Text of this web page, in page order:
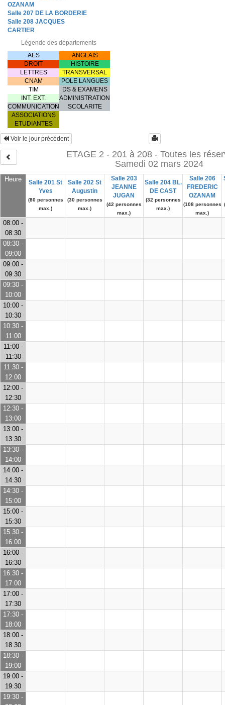
OZANAM
Salle 207 DE LA BORDERIE
Salle 208 JACQUES
CARTIER
Légende des départements
AES
ANGLAIS
DROIT
HISTOIRE
LETTRES
TRANSVERSAL
CNAM
POLE LANGUES
TIM
DS & EXAMENS
INT. EXT.
ADMINISTRATION
COMMUNICATION
SCOLARITE
ASSOCIATIONS
ETUDIANTES
Heure
Salle 201 St
Yves
(80 personnes
max.)
Salle 202 St
Augustin
(30 personnes
max.)
Salle 203
JEANNE
JUGAN
(42 personnes
max.)
Salle 204 BL.
DE CAST
(32 personnes
max.)
Salle 206
FREDERIC
OZANAM
(108 personnes
max.)
Voir le jour précédent
ETAGE 2 - 201 à 208 - Toutes les
Samedi 02 mars 2024
08:00 -
08:30
08:30 -
09:00
09:00 -
09:30
09:30 -
10:00
10:00 -
10:30
10:30 -
11:00
11:00 -
11:30
11:30 -
12:00
12:00 -
12:30
12:30 -
13:00
13:00 -
13:30
13:30 -
14:00
14:00 -
14:30
14:30 -
15:00
15:00 -
15:30
15:30 -
16:00
16:00 -
16:30
16:30 -
17:00
17:00 -
17:30
17:30 -
18:00
18:00 -
18:30
18:30 -
19:00
19:00 -
19:30
19:30 -